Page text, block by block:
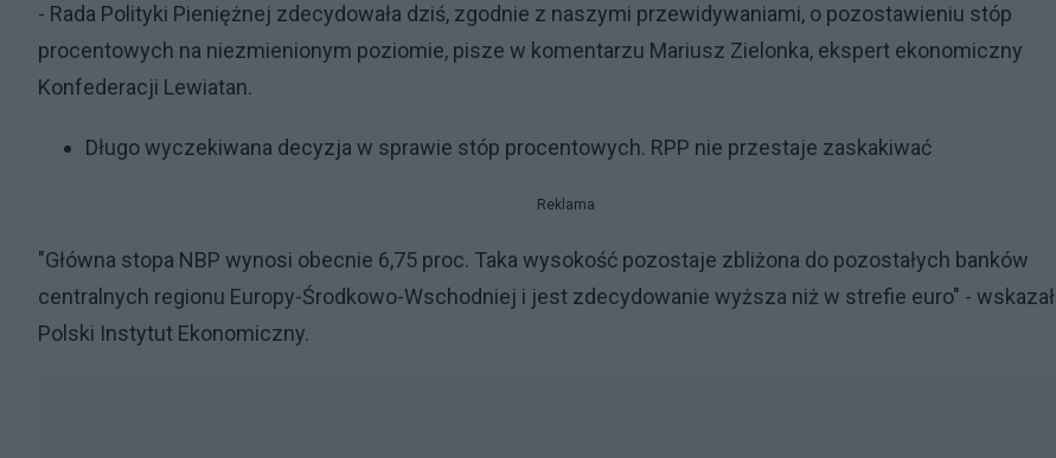
- Rada Polityki Pieniężnej zdecydowała dziś, zgodnie z naszymi przewidywaniami, o pozostawieniu stóp
procentowych na niezmienionym poziomie, pisze w komentarzu Mariusz Zielonka, ekspert ekonomiczny
Konfederacji Lewiatan.
Długo wyczekiwana decyzja w sprawie stóp procentowych. RPP nie przestaje zaskakiwać
Reklama
"Główna stopa NBP wynosi obecnie 6,75 proc. Taka wysokość pozostaje zbliżona do pozostałych banków
centralnych regionu Europy-Środkowo-Wschodniej i jest zdecydowanie wyższa niż w strefie euro" - wskazał
Polski Instytut Ekonomiczny.